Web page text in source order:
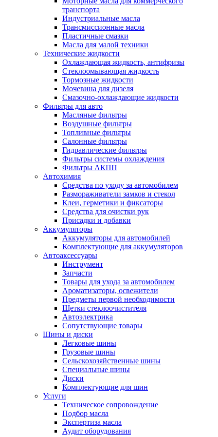
транспорта
Индустриальные масла
Трансмиссионные масла
Пластичные смазки
Масла для малой техники
Технические жидкости
Охлаждающая жидкость, антифризы
Стеклоомывающая жидкость
Тормозные жидкости
Мочевина для дизеля
Смазочно-охлаждающие жидкости
Фильтры для авто
Масляные фильтры
Воздушные фильтры
Топливные фильтры
Салонные фильтры
Гидравлические фильтры
Фильтры системы охлаждения
Фильтры АКПП
Автохимия
Средства по уходу за автомобилем
Размораживатели замков и стекол
Клеи, герметики и фиксаторы
Средства для очистки рук
Присадки и добавки
Аккумуляторы
Аккумуляторы для автомобилей
Комплектующие для аккумуляторов
Автоаксессуары
Инструмент
Запчасти
Товары для ухода за автомобилем
Ароматизаторы, освежители
Предметы первой необходимости
Щетки стеклоочистителя
Автоэлектрика
Сопутствующие товары
Шины и диски
Легковые шины
Грузовые шины
Сельскохозяйственные шины
Специальные шины
Диски
Комплектующие для шин
Услуги
Техническое сопровождение
Подбор масла
Экспертиза масла
Аудит оборудования